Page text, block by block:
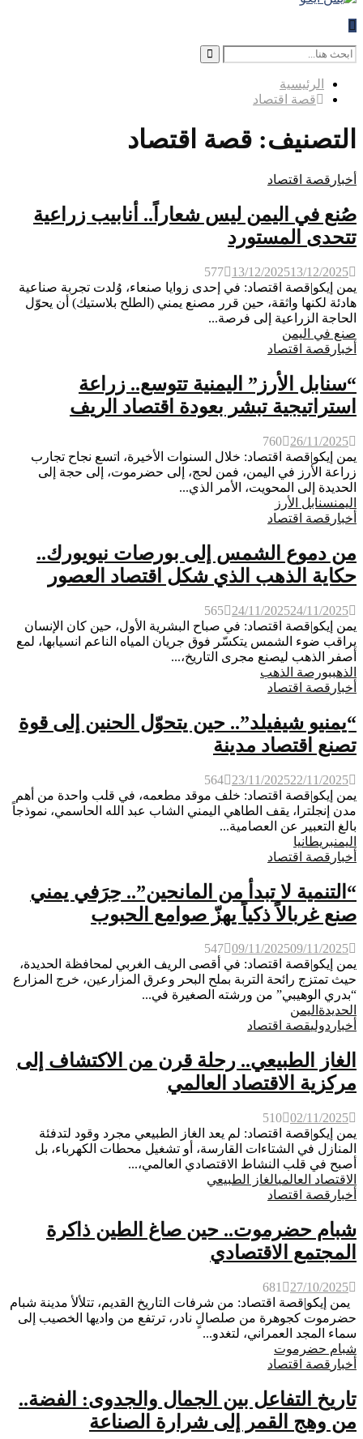
Search
for:
Search
الرئيسية
قصة اقتصاد
التصنيف: قصة اقتصاد
أخبار قصة اقتصاد
صُنع في اليمن ليس شعاراً.. أنابيب زراعية
تتحدى المستورد
13/12/202513/12/2025
577
يمن إيكو|قصة اقتصاد: في إحدى زوايا صنعاء، وُلدت تجربة صناعية
هادئة لكنها واثقة، حين قرر مصنع يمني (الطلح بلاستيك) أن يحوّل
الحاجة الزراعية إلى فرصة...
صنع في اليمن
أخبار قصة اقتصاد
“سنابل الأرز” اليمنية تتوسع.. زراعة
استراتيجية تبشر بعودة اقتصاد الريف
26/11/2025
760
يمن إيكو|قصة اقتصاد: خلال السنوات الأخيرة، اتسع نجاح تجارب
زراعة الأرز في اليمن، فمن لحج، إلى حضرموت، إلى حجة إلى
الحديدة إلى المحويت، الأمر الذي...
اليمنسنابل الأرز
أخبار قصة اقتصاد
من دموع الشمس إلى بورصات نيويورك..
حكاية الذهب الذي شكل اقتصاد العصور
24/11/202524/11/2025
565
يمن إيكو|قصة اقتصاد: في صباح البشرية الأول، حين كان الإنسان
يراقب ضوء الشمس يتكسّر فوق جريان المياه الناعم انسيابها، لمع
أصفر الذهب ليصنع مجرى التاريخ،...
الذهببورصة الذهب
أخبار قصة اقتصاد
“يمنيو شيفيلد”.. حين يتحوّل الحنين إلى قوة
تصنع اقتصاد مدينة
23/11/202522/11/2025
564
يمن إيكو|قصة اقتصاد: خلف موقد مطعمه، في قلب واحدة من أهم
مدن إنجلترا، يقف الطاهي اليمني الشاب عبد الله الحاسمي، نموذجاً
بالغ التعبير عن العصامية...
اليمنبريطانيا
أخبار قصة اقتصاد
“التنمية لا تبدأ من المانحين”.. حِرَفي يمني
صنع غربالاً ذكياً يهزّ صوامع الحبوب
09/11/202509/11/2025
547
يمن إيكو|قصة اقتصاد: في أقصى الريف الغربي لمحافظة الحديدة،
حيث تمتزج رائحة التربة بملح البحر وعرق المزارعين، خرج المزارع
“بدري الوهيبي” من ورشته الصغيرة في...
الحديدةاليمن
أخبار دوليقصة اقتصاد
الغاز الطبيعي.. رحلة قرن من الاكتشاف إلى
مركزية الاقتصاد العالمي
02/11/2025
510
يمن إيكو|قصة اقتصاد: لم يعد الغاز الطبيعي مجرد وقود لتدفئة
المنازل في الشتاءات القارسة، أو تشغيل محطات الكهرباء، بل
أصبح في قلب النشاط الاقتصادي العالمي،...
الاقتصاد العالميالغاز الطبيعي
أخبار قصة اقتصاد
شبام حضرموت.. حين صاغ الطين ذاكرة
المجتمع الاقتصادي
27/10/2025
681
يمن إيكو|قصة اقتصاد: من شرفات التاريخ القديم، تتلألأ مدينة شبام
حضرموت كجوهرة من صلصالٍ نادر، ترتفع من واديها الخصيب إلى
سماء المجد العمراني، لتغدو...
شبام حضرموت
أخبار قصة اقتصاد
تاريخ التفاعل بين الجمال والجدوى: الفضة..
من وهج القمر إلى شرارة الصناعة